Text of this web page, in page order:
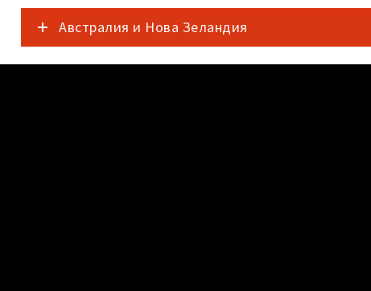
Австралия и Нова Зеландия